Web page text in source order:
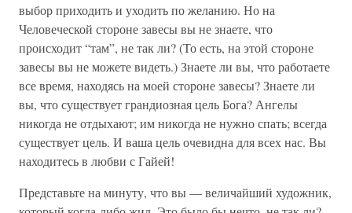
выбор приходить и уходить по желанию. Но на
Человеческой стороне завесы вы не знаете, что
происходит “там”, не так ли? (То есть, на этой стороне
завесы вы не можете видеть.) Знаете ли вы, что работаете
все время, находясь на моей стороне завесы? Знаете ли
вы, что существует грандиозная цель Бога? Ангелы
никогда не отдыхают; им никогда не нужно спать; всегда
существует цель. И ваша цель очевидна для всех нас. Вы
находитесь в любви с Гайей!
Представьте на минуту, что вы — величайший художник,